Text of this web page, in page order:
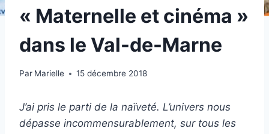
« Maternelle et cinéma »
dans le Val-de-Marne
Par Marielle 15 décembre 2018
J’ai pris le parti de la naïveté. L’univers nous
dépasse incommensurablement, sur tous les